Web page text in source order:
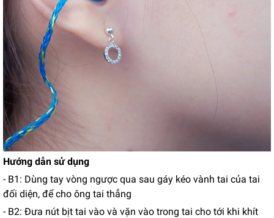
Hướng dẫn sử dụng
- B1: Dùng tay vòng ngược qua sau gáy kéo vành tai của tai
đối diện, để cho ông tai thẳng
- B2: Đưa nút bịt tai vào và vặn vào trong tai cho tới khi khít